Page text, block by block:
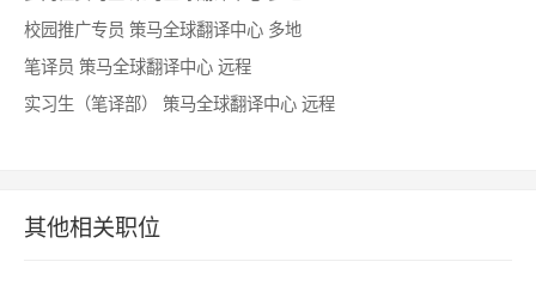
校园推广专员 策马全球翻译中心 多地
笔译员 策马全球翻译中心 远程
实习生（笔译部）
策马全球翻译中心 远程
其他相关职位